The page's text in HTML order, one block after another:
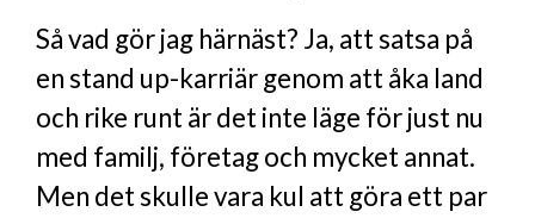
Så vad gör jag härnäst? Ja, att satsa på
en stand up-karriär genom att åka land
och rike runt är det inte läge för just nu
med familj, företag och mycket annat.
Men det skulle vara kul att göra ett par